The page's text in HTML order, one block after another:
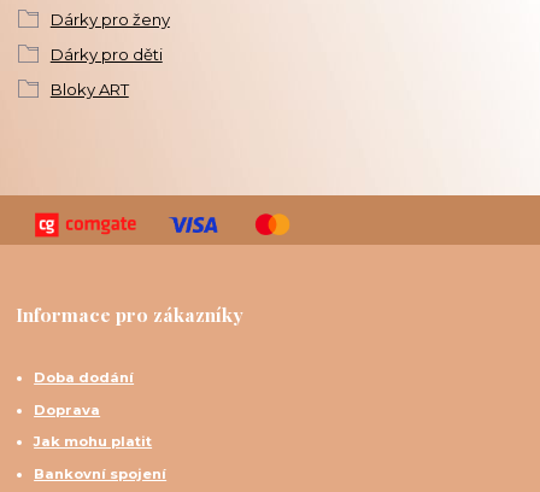
Dárky pro ženy
Dárky pro děti
Bloky ART
Informace pro zákazníky
Doba dodání
Doprava
Jak mohu platit
Bankovní spojení